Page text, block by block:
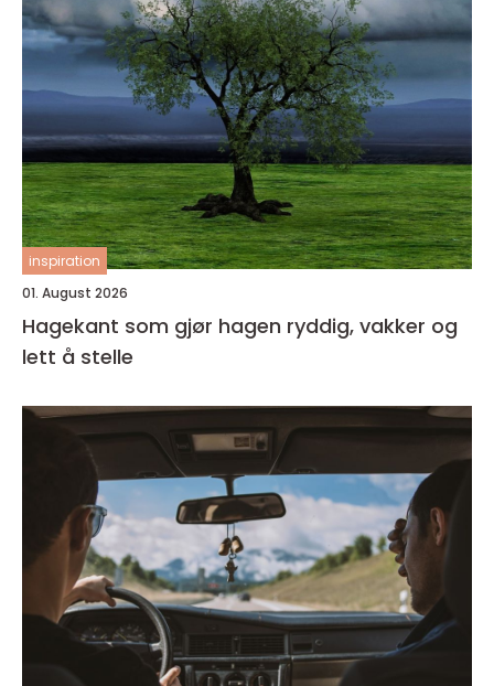
inspiration
01. August 2026
Hagekant som gjør hagen ryddig, vakker og
lett å stelle